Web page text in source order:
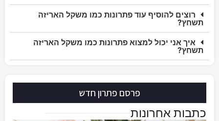
רוצים להוסיף עוד פתרונות כמו משקל האריזה
תשחץ?
איך אני יכול למצוא פתרונות כמו משקל האריזה
תשחץ?
פרסם פתרון חדש
כתבות אחרונות